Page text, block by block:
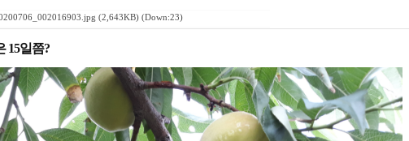
(2,643KB) (Down:23)
15일쯤?